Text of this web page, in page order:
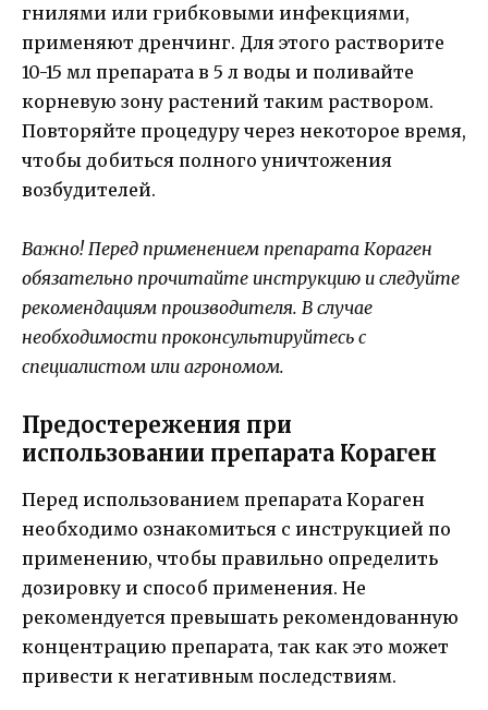
гнилями или грибковыми инфекциями,
применяют дренчинг. Для этого растворите
10-15 мл препарата в 5 л воды и поливайте
корневую зону растений таким раствором.
Повторяйте процедуру через некоторое время,
чтобы добиться полного уничтожения
возбудителей.
Важно! Перед применением препарата Кораген
обязательно прочитайте инструкцию и следуйте
рекомендациям производителя. В случае
необходимости проконсультируйтесь с
специалистом или агрономом.
Предостережения при
использовании препарата Кораген
Перед использованием препарата Кораген
необходимо ознакомиться с инструкцией по
применению, чтобы правильно определить
дозировку и способ применения. Не
рекомендуется превышать рекомендованную
концентрацию препарата, так как это может
привести к негативным последствиям.